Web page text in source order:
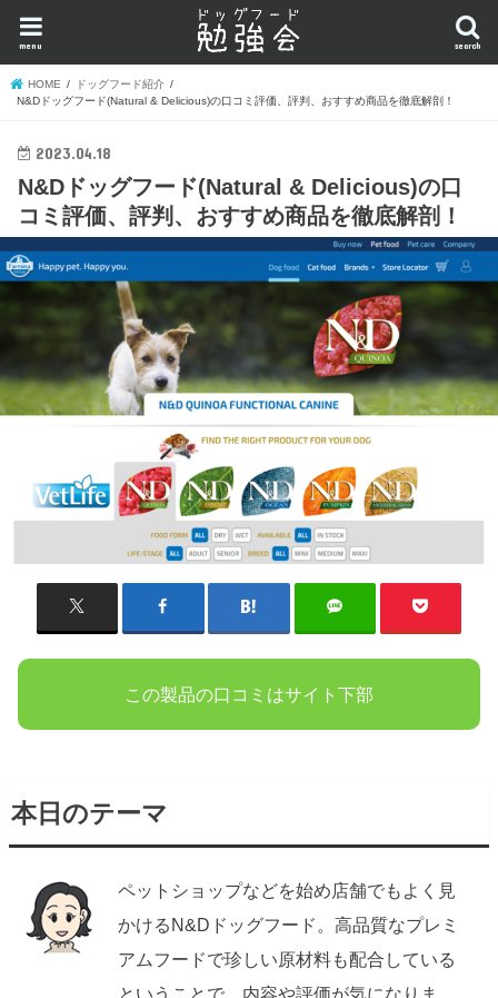
search
menu
HOME
ドッグフード紹介
N&Dドッグフード(Natural & Delicious)の口コミ評価、評判、おすすめ商品を徹底解剖！
2023.04.18
N&Dドッグフード(Natural & Delicious)の口
コミ評価、評判、おすすめ商品を徹底解剖！
この製品の口コミはサイト下部
本日のテーマ
ペットショップなどを始め店舗でもよく見
かけるN&Dドッグフード。高品質なプレミ
アムフードで珍しい原材料も配合している
ということで、内容や評価が気になりま